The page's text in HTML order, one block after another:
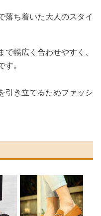
落ち着いた大人のスタイ
幅広く合わせやすく、
。
引き立てるためファッシ